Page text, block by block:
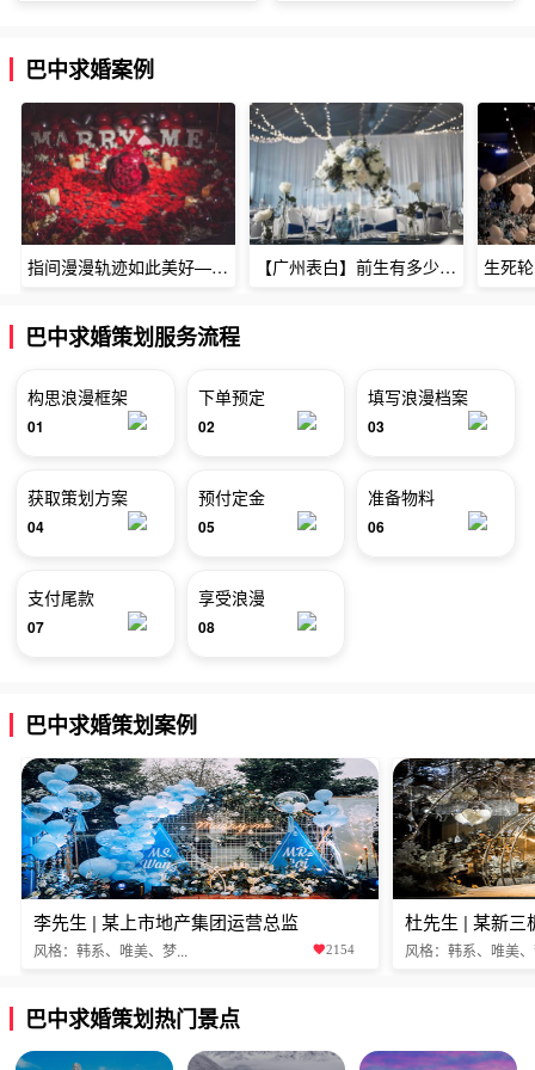
巴中求婚案例
指间漫漫轨迹如此美好——深圳烈焰玫瑰生日惊喜 【广州表白】前生有多少未尽的缘7张
巴中求婚策划服务流程
构思浪漫框架
01
下单预定
02
填写浪漫档案
03
获取策划方案
04
预付定金
05
准备物料
06
支付尾款
07
享受浪漫
08
巴中求婚策划案例
李先生 | 某上市地产集团运营总监
风格：韩系、唯美、梦... 2154
杜先生 | 某新三
风格：韩系、唯美
巴中求婚策划热门景点